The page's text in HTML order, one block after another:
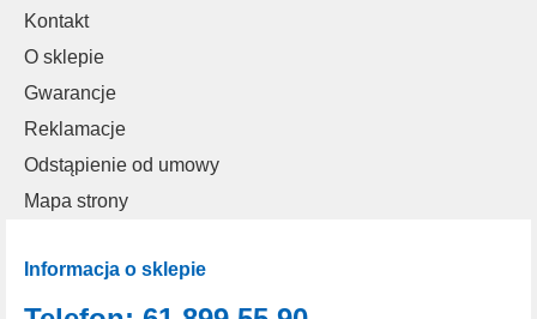
Kontakt
O sklepie
Gwarancje
Reklamacje
Odstąpienie od umowy
Mapa strony
Informacja o sklepie